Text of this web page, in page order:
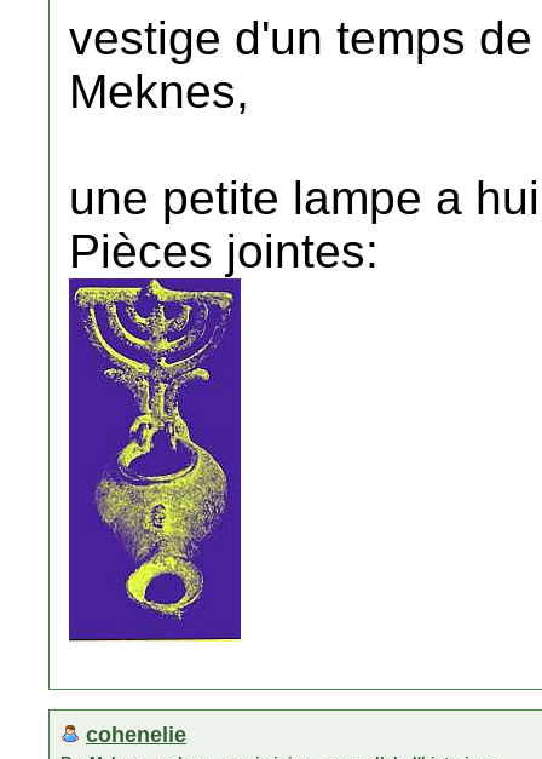
vestige d'un temps
Meknes,
une petite lampe a
Pièces jointes:
cohenelie